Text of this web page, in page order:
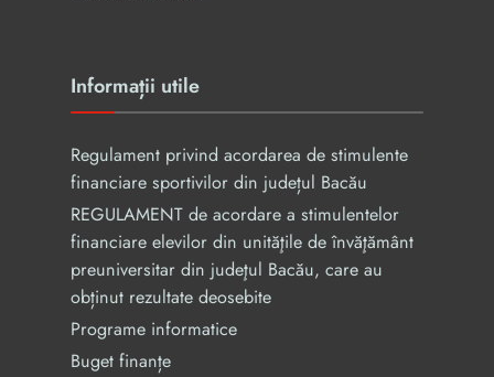
Informații utile
Regulament privind acordarea de stimulente
financiare sportivilor din județul Bacău
REGULAMENT de acordare a stimulentelor
financiare elevilor din unităţile de învăţământ
preuniversitar din judeţul Bacău, care au
obținut rezultate deosebite
Programe informatice
Buget finanțe